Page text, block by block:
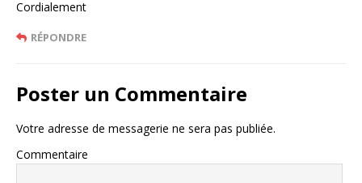
Cordialement
RÉPONDRE
Poster un Commentaire
Votre adresse de messagerie ne sera pas publiée.
Commentaire